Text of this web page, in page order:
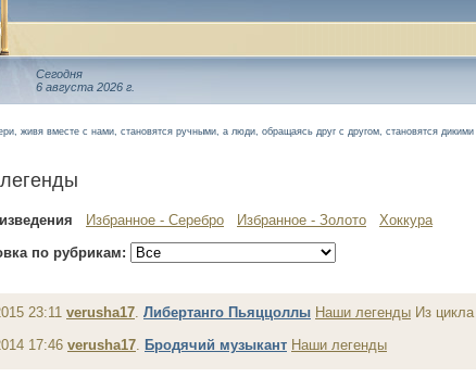
Сегодня
6 августа 2026 г.
живя вместе с нами, становятся ручными, а люди, обращаясь друг с другом, становятся дикими
Избранное - Серебро Избранное - Золото
Хоккура
по рубрикам:
23:11 verusha17. Либертанго Пьяццоллы Наши легенды Из цикла
17:46 verusha17. Бродячий музыкант Наши легенды